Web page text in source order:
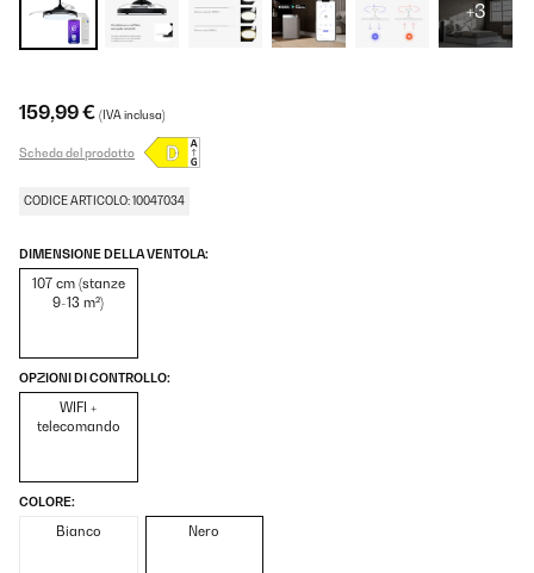
+3
159,99 € (IVA inclusa)
Scheda del prodotto
CODICE ARTICOLO: 10047034
DIMENSIONE DELLA VENTOLA:
107 cm (stanze
9-13 m²)
OPZIONI DI CONTROLLO:
WIFI +
telecomando
COLORE:
Bianco Nero